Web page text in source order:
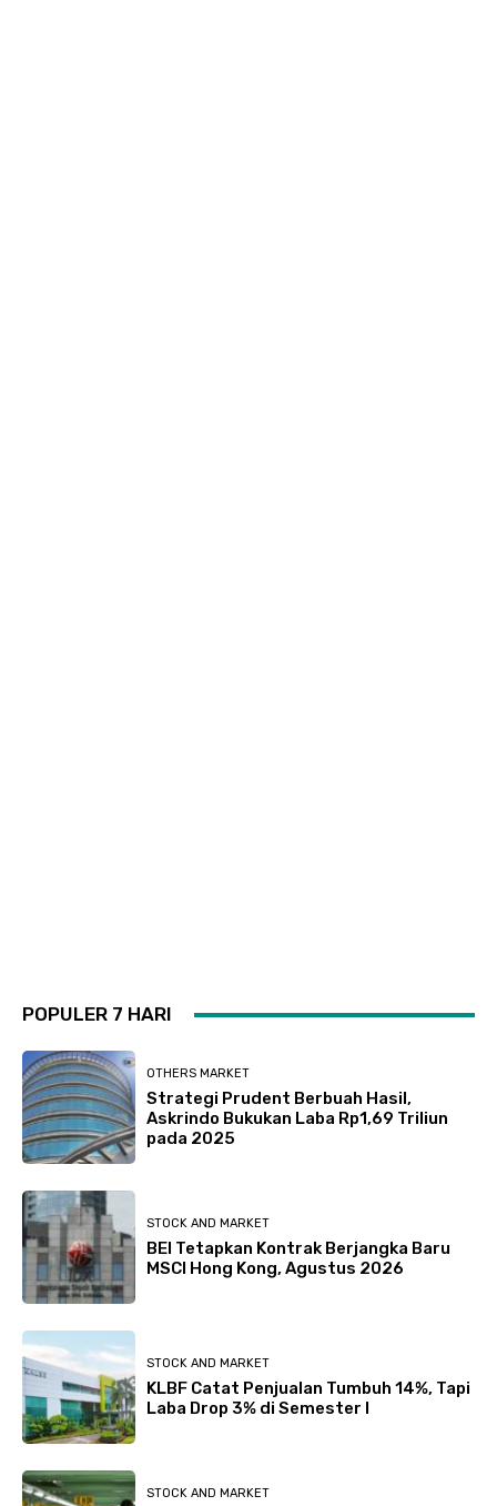
POPULER 7 HARI
OTHERS MARKET
Strategi Prudent Berbuah Hasil,
Askrindo Bukukan Laba Rp1,69 Triliun
pada 2025
STOCK AND MARKET
BEI Tetapkan Kontrak Berjangka Baru
MSCI Hong Kong, Agustus 2026
STOCK AND MARKET
KLBF Catat Penjualan Tumbuh 14%, Tapi
Laba Drop 3% di Semester I
STOCK AND MARKET